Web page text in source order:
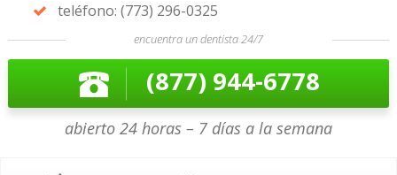
teléfono: (773) 296-0325
encuentra un dentista 24/7
(877) 944-6778
abierto 24 horas – 7 días a la semana